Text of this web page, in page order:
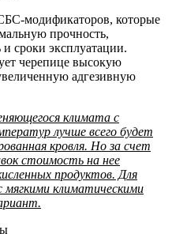
модификаторов, которые
прочность,
и сроки эксплуатации.
черепице высокую
адгезивную
климата с
лучше всего будет
кровля. Но за счет
стоимость на нее
продуктов. Для
мягкими климатическими